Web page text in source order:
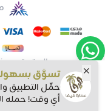
الحقوق
تسوَّق
حمِّل التطبيق
أي وقت! حمله